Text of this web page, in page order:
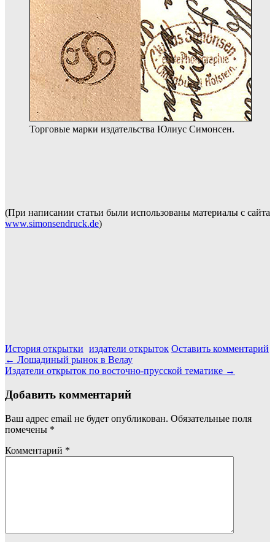
Торговые марки издательства Юлиус Симонсен.
(При написании статьи были использованы материалы с сайта
www.simonsendruck.de)
История открытки издатели открыток Оставить комментарий
Навигация
по
← Лошадиный рынок в Велау
Издатели открыток по восточно-прусской тематике →
Добавить комментарий
Ваш адрес email не будет опубликован. Обязательные поля
помечены *
Комментарий *